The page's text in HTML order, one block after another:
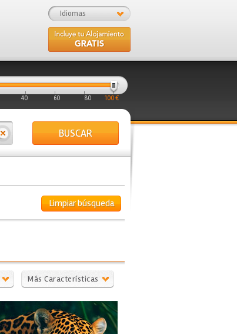
Idiomas
40 60 80 100 €
BUSCAR
Limpiar búsqueda
Más Características